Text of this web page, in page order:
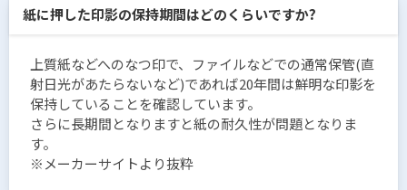
紙に押した印影の保持期間はどのくらいですか?
上質紙などへのなつ印で、ファイルなどでの通常保管(直
射日光があたらないなど)であれば20年間は鮮明な印影を
保持していることを確認しています。
さらに長期間となりますと紙の耐久性が問題となりま
す。
※メーカーサイトより抜粋